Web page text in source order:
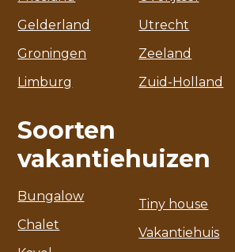
Gelderland
Groningen
Limburg
Utrecht
Zeeland
Zuid-Holland
Soorten
vakantiehuizen
Bungalow
Chalet
Tiny house
Vakantiehuis